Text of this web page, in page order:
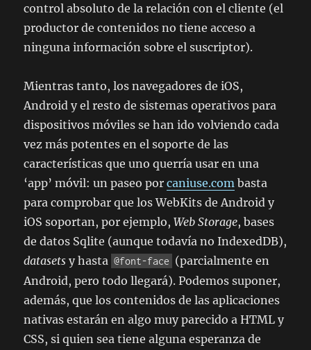
control absoluto de la relación con el cliente (el
productor de contenidos no tiene acceso a
ninguna información sobre el suscriptor).
Mientras tanto, los navegadores de iOS,
Android y el resto de sistemas operativos para
dispositivos móviles se han ido volviendo cada
vez más potentes en el soporte de las
características que uno querría usar en una
‘app’ móvil: un paseo porcaniuse.com basta
para comprobar que los WebKits de Android y
iOS soportan, por ejemplo,Web Storage, bases
de datos Sqlite (aunque todavía no IndexedDB),
datasets y hasta @font-face (parcialmente en
Android, pero todo llegará). Podemos suponer,
además, que los contenidos de las aplicaciones
nativas estarán en algo muy parecido a HTML y
CSS, si quien sea tiene alguna esperanza de